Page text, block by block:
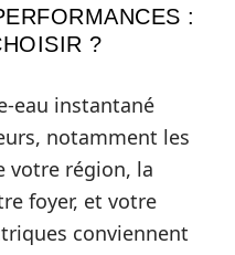
:
?
eau instantané
notamment les
votre région, la
foyer, et votre
conviennent